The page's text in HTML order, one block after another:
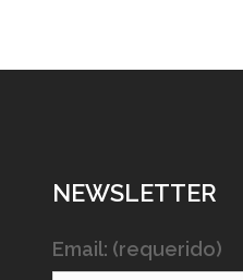
NEWSLETTER
Email: (requerido)